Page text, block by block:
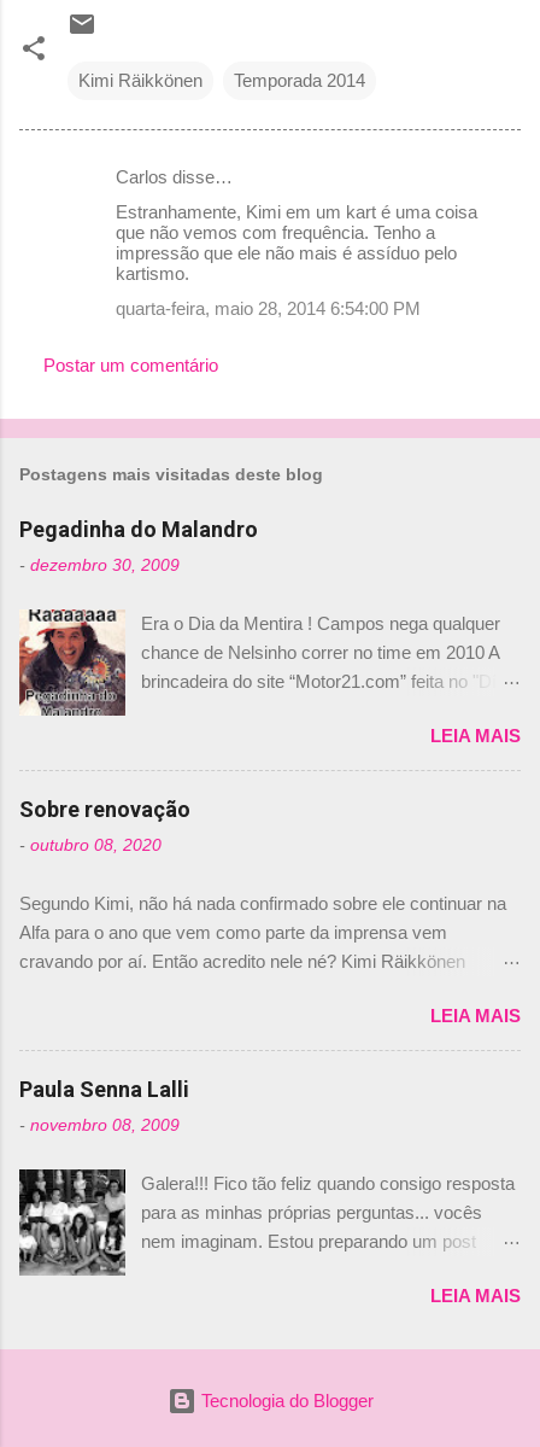
Kimi Räikkönen Temporada 2014
t
s
Carlos disse…
Estranhamente, Kimi em um kart é uma coisa
que não vemos com frequência. Tenho a
impressão que ele não mais é assíduo pelo
kartismo.
quarta-feira, maio 28, 2014 6:54:00 PM
Postar um comentário
Postagens mais visitadas deste blog
Pegadinha do Malandro
- dezembro 30, 2009
Era o Dia da Mentira ! Campos nega qualquer
chance de Nelsinho correr no time em 2010 A
brincadeira do site “Motor21.com” feita no "Día
de abril –, afirmando que Nelson Piquet havia
comprado 15% das ações da Campos, dando,
com isso, um lugar no time a Nelsinho Piquet,
foi esclarecida de uma vez por todas por
Daniele Audetto, diretor da escuderia. O
não será o companheiro de Bruno Senna em
2010. "Na verdade, nós recebemos uma oferta
de Piquet", admitiu Audetto. “Mas depois de ter
dois brasileiros”, explicou, dizendo ainda que
não tem nada contra o filho do tricampeão
Nelson Piquet. “Ele é um bom piloto, rápido e
experiente.” Audetto disse ainda que a suposta
não corresponde à realidade. “O suposto 15%
de investimento seria menor do que aquilo que
outros pilotos podem trazer: italianos, r...
LEIA MAIS
Sobre renovação
- outubro 08, 2020
Segundo Kimi, não há nada confirmado sobre ele continuar na
Alfa para o ano que vem como parte da imprensa vem
cravando por aí. Então acredito nele né? Kimi Räikkönen
truth but I’ve never had an option in my contract so that’s
should, pretty much, tell you that it’s not true." #Kimi7 #EifelGP
#AlfaRomeoRacing pic.twitter.com/77EDVn39Ia — Kimi
Romain falando sobre o fato do Iceman estar há tantos anos na
@RGrosjean ! #EifelGP 🇩🇪 #F1
pic.twitter.com/GSAu1LWnwW — Formula 1 (@F1) October 8,
2020 Beijinhos, Ludy
LEIA MAIS
Paula Senna Lalli
- novembro 08, 2009
Galera!!! Fico tão feliz quando consigo resposta
para as minhas próprias perguntas... vocês
nem imaginam. Estou preparando um post
nunca falei sobre ela, aqui no Octeto. No meio
aqui: Na época, rendeu um burburinho, porque
legendei a foto, dizendo que a menina ao lado
LEIA MAIS
Tecnologia do Blogger